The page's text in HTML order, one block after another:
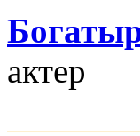
актер